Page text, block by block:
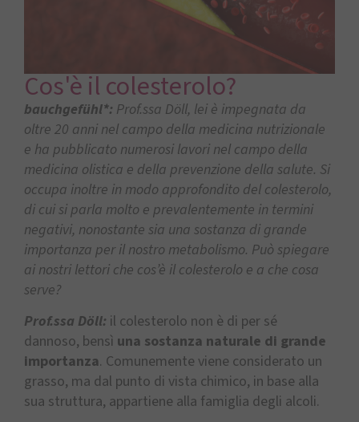
Cos'è il colesterolo?
bauchgefühl*: Prof.ssa Döll, lei è impegnata da
oltre 20 anni nel campo della medicina nutrizionale
e ha pubblicato numerosi lavori nel campo della
medicina olistica e della prevenzione della salute. Si
occupa inoltre in modo approfondito del colesterolo,
di cui si parla molto e prevalentemente in termini
negativi, nonostante sia una sostanza di grande
importanza per il nostro metabolismo. Può spiegare
ai nostri lettori che cos’è il colesterolo e a che cosa
serve?
Prof.ssa Döll: il colesterolo non è di per sé
dannoso, bensì una sostanza naturale di grande
importanza. Comunemente viene considerato un
grasso, ma dal punto di vista chimico, in base alla
sua struttura, appartiene alla famiglia degli alcoli.